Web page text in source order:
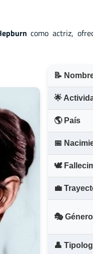
como actriz,
📝
🌟
🌎 País
📅
🕊️
💼
🎭 Género
👤